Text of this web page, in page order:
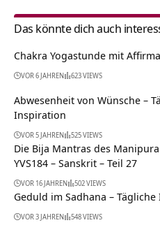
Das könnte dich auch
Chakra Yogastunde mit
VOR 6 JAHREN 623 VIEWS
Abwesenheit von Wünsche –
Inspiration
VOR 5 JAHREN 525 VIEWS
Die Bija Mantras des
YVS184 – Sanskrit – Teil 27
VOR 16 JAHREN 502 VIEWS
Geduld im Sadhana –
VOR 3 JAHREN 548 VIEWS